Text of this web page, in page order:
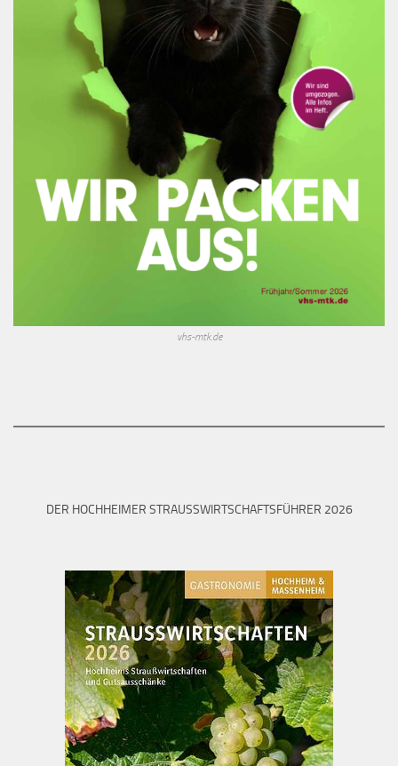
vhs-mtk.de
DER HOCHHEIMER STRAUSSWIRTSCHAFTSFÜHRER 2026